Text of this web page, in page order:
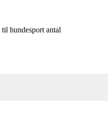
hundesport antal